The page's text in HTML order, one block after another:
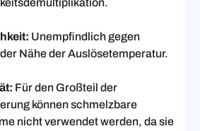
Unempfindlich gegen
Nähe der Auslösetemperatur.
Für den Großteil der
können schmelzbare
nicht verwendet werden, da sie